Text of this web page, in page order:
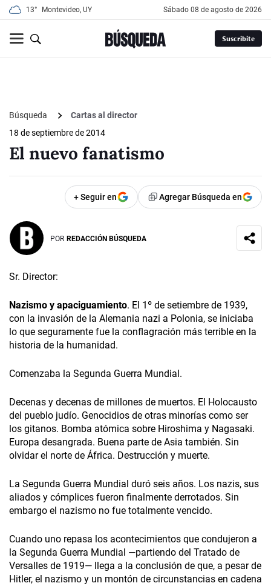
13° Montevideo, UY sábado 08 de agosto de 2026
Suscribite
Búsqueda
Cartas al director
18 de septiembre de 2014
El nuevo fanatismo
+ Seguir en Agregar Búsqueda en
POR REDACCIÓN BÚSQUEDA
Sr. Director:
Nazismo y apaciguamiento. El 1º de setiembre de 1939,
con la invasión de la Alemania nazi a Polonia, se iniciaba
lo que seguramente fue la conflagración más terrible en la
historia de la humanidad.
Comenzaba la Segunda Guerra Mundial.
Decenas y decenas de millones de muertos. El Holocausto
del pueblo judío. Genocidios de otras minorías como ser
los gitanos. Bomba atómica sobre Hiroshima y Nagasaki.
Europa desangrada. Buena parte de Asia también. Sin
olvidar el norte de África. Destrucción y muerte.
La Segunda Guerra Mundial duró seis años. Los nazis, sus
aliados y cómplices fueron finalmente derrotados. Sin
embargo el nazismo no fue totalmente vencido.
Cuando uno repasa los acontecimientos que condujeron a
la Segunda Guerra Mundial —partiendo del Tratado de
Versalles de 1919— llega a la conclusión de que, a pesar de
Hitler, el nazismo y un montón de circunstancias en cadena